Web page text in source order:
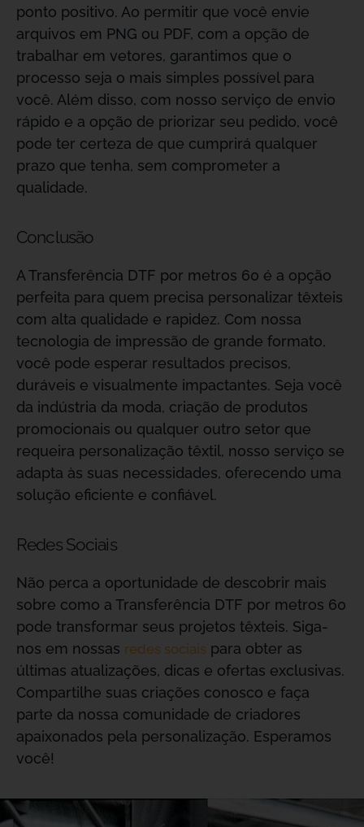
ponto positivo. Ao permitir que você envie
arquivos em PNG ou PDF, com a opção de
trabalhar em vetores, garantimos que o
processo seja o mais simples possível para
você. Além disso, com nosso serviço de envio
rápido e a opção de priorizar seu pedido, você
pode ter certeza de que cumprirá qualquer
prazo que tenha, sem comprometer a
qualidade.
Conclusão
A Transferência DTF por metros 60 é a opção
perfeita para quem precisa personalizar têxteis
com alta qualidade e rapidez. Com nossa
tecnologia de impressão de grande formato,
você pode esperar resultados precisos,
duráveis e visualmente impactantes. Seja você
da indústria da moda, criação de produtos
promocionais ou qualquer outro setor que
requeira personalização têxtil, nosso serviço se
adapta às suas necessidades, oferecendo uma
solução eficiente e confiável.
Redes Sociais
Não perca a oportunidade de descobrir mais
sobre como a Transferência DTF por metros 60
pode transformar seus projetos têxteis. Siga-
nos em nossas redes sociais para obter as
últimas atualizações, dicas e ofertas exclusivas.
Compartilhe suas criações conosco e faça
parte da nossa comunidade de criadores
apaixonados pela personalização. Esperamos
você!